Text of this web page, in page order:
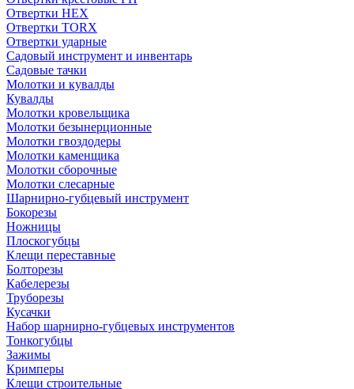
Отвертки HEX
Отвертки TORX
Отвертки ударные
Садовый инструмент и инвентарь
Садовые тачки
Молотки и кувалды
Кувалды
Молотки кровельщика
Молотки безынерционные
Молотки гвоздодеры
Молотки каменщика
Молотки сборочные
Молотки слесарные
Шарнирно-губцевый инструмент
Бокорезы
Ножницы
Плоскогубцы
Клещи переставные
Болторезы
Кабелерезы
Труборезы
Кусачки
Набор шарнирно-губцевых инструментов
Тонкогубцы
Зажимы
Кримперы
Клещи строительные